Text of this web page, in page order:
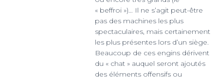
« beffroi »)… Il ne s’agit peut-être
pas des machines les plus
spectaculaires, mais certainement
les plus présentes lors d’un siège.
Beaucoup de ces engins dérivent
du « chat » auquel seront ajoutés
des éléments offensifs ou